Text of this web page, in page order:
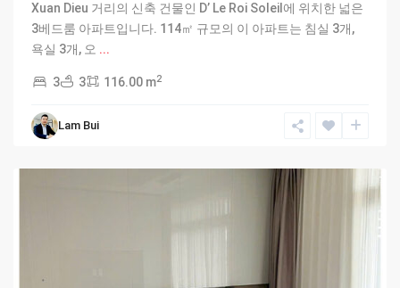
Xuan Dieu 거리의 신축 건물인 D’ Le Roi Soleil에 위치한 넓은
3베드룸 아파트입니다. 114㎡ 규모의 이 아파트는 침실 3개,
욕실 3개, 오 ...
3 3 116.00 m2
Lam Bui